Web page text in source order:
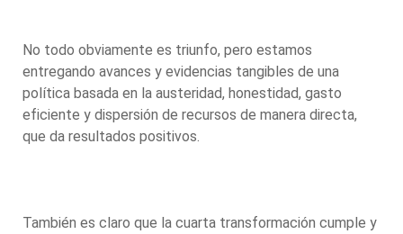
No todo obviamente es triunfo, pero estamos
entregando avances y evidencias tangibles de una
política basada en la austeridad, honestidad, gasto
eficiente y dispersión de recursos de manera directa,
que da resultados positivos.
También es claro que la cuarta transformación cumple y